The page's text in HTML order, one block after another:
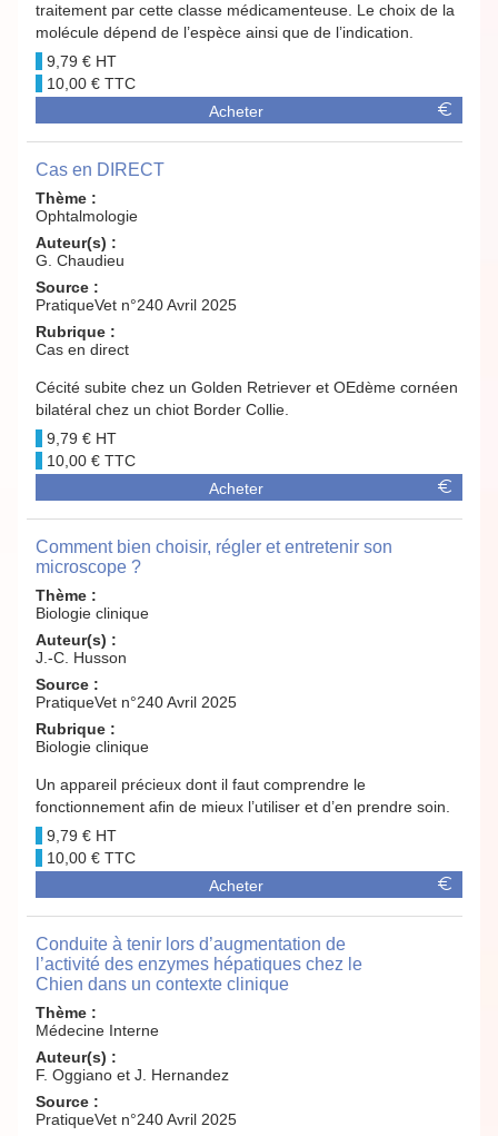
traitement par cette classe médicamenteuse. Le choix de la
molécule dépend de l’espèce ainsi que de l’indication.
9,79 €
10,00 €
Acheter
Cas en DIRECT
Thème :
Ophtalmologie
Auteur(s) :
G. Chaudieu
Source :
PratiqueVet n°240 Avril 2025
Rubrique :
Cas en direct
Cécité subite chez un Golden Retriever et OEdème cornéen
bilatéral chez un chiot Border Collie.
9,79 €
10,00 €
Acheter
Comment bien choisir, régler et entretenir son
microscope ?
Thème :
Biologie clinique
Auteur(s) :
J.-C. Husson
Source :
PratiqueVet n°240 Avril 2025
Rubrique :
Biologie clinique
Un appareil précieux dont il faut comprendre le
fonctionnement afin de mieux l’utiliser et d’en prendre soin.
9,79 €
10,00 €
Acheter
Conduite à tenir lors d’augmentation de
l’activité des enzymes hépatiques chez le
Chien dans un contexte clinique
Thème :
Médecine Interne
Auteur(s) :
F. Oggiano et J. Hernandez
Source :
PratiqueVet n°240 Avril 2025